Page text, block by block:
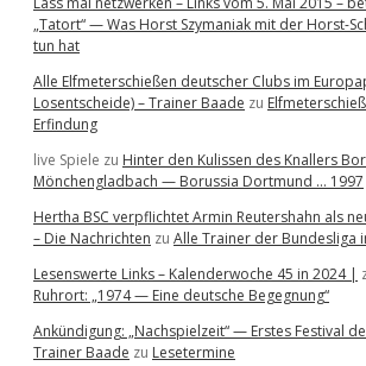
„Tatort“ — Was Horst Szymaniak mit der Horst-
tun hat
Alle Elfmeterschießen deutscher Clubs im
Losentscheide) – Trainer Baade zu
Erfindung
live Spiele zu Hinter den Kulissen des Knallers
Mönchengladbach — Borussia Dortmund … 1997
Hertha BSC verpflichtet Armin Reutershahn als
– Die Nachrichten zu Alle Trainer der Bundesliga
Lesenswerte Links – Kalenderwoche 45 in 2024 |
Ruhrort: „1974 — Eine deutsche Begegnung“
Ankündigung: „Nachspielzeit“ — Erstes Festival
Trainer Baade zu Lesetermine